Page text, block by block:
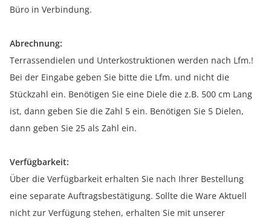
Büro in Verbindung.
Abrechnung:
Terrassendielen und Unterkostruktionen werden nach Lfm.!
Bei der Eingabe geben Sie bitte die Lfm. und nicht die
Stückzahl ein. Benötigen Sie eine Diele die z.B. 500 cm Lang
ist, dann geben Sie die Zahl 5 ein. Benötigen Sie 5 Dielen,
dann geben Sie 25 als Zahl ein.
Verfügbarkeit:
Über die Verfügbarkeit erhalten Sie nach Ihrer Bestellung
eine separate Auftragsbestätigung. Sollte die Ware Aktuell
nicht zur Verfügung stehen, erhalten Sie mit unserer